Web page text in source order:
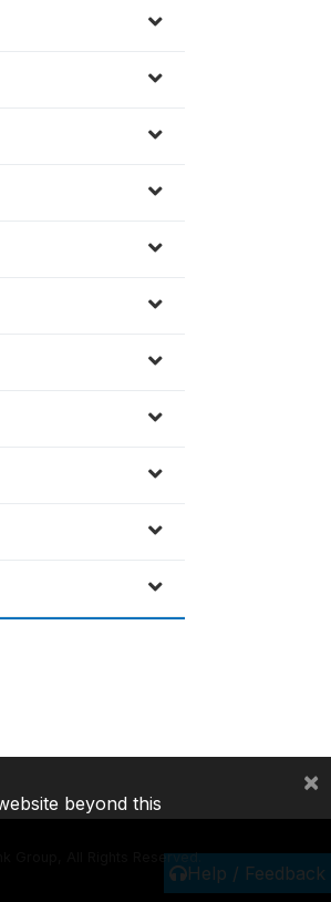
Help / Feedback
Group, All Rights Reserved.
beyond this
×